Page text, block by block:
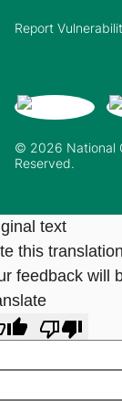
© 2026 National
Reserved.
Report
text
this translation
feedback will